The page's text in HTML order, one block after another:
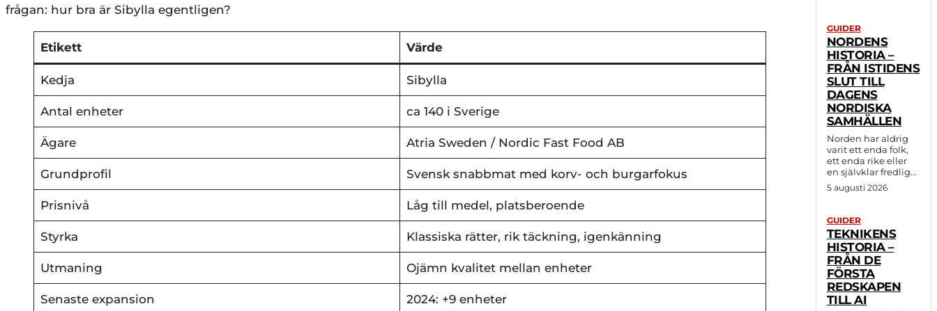
frågan: hur bra är Sibylla egentligen?
Etikett Värde
Kedja Sibylla
Antal enheter ca 140 i Sverige
Ägare Atria Sweden / Nordic Fast Food AB
Grundprofil Svensk snabbmat med korv- och burgarfokus
Prisnivå Låg till medel, platsberoende
Styrka Klassiska rätter, rik täckning, igenkänning
Utmaning Ojämn kvalitet mellan enheter
Senaste expansion 2024: +9 enheter
GUIDER
NORDENS
HISTORIA –
FRÅN ISTIDENS
SLUT TILL
DAGENS
NORDISKA
SAMHÄLLEN
Norden har aldrig
varit ett enda folk,
ett enda rike eller
en självklar fredlig...
5 augusti 2026
GUIDER
TEKNIKENS
HISTORIA –
FRÅN DE
FÖRSTA
REDSKAPEN
TILL AI